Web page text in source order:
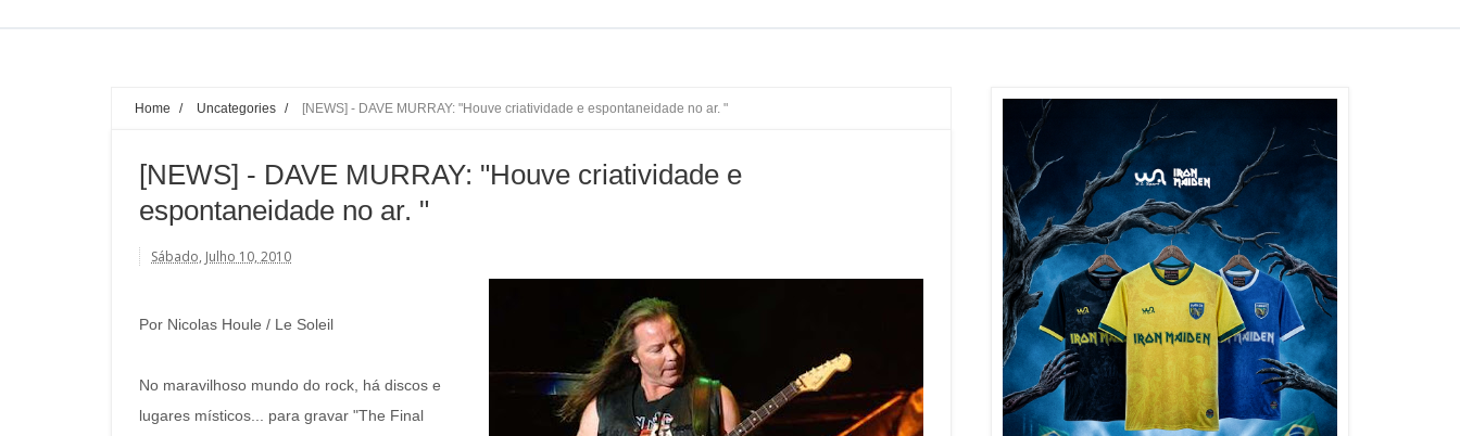
Home / Uncategories / [NEWS] - DAVE MURRAY: "Houve criatividade e espontaneidade no ar. "
[NEWS] - DAVE MURRAY: "Houve criatividade e
espontaneidade no ar. "
Sábado, Julho 10, 2010
Por Nicolas Houle / Le Soleil
No maravilhoso mundo do rock, há discos e
lugares místicos... para gravar "The Final